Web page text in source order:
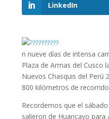
LinkedIn
n nueve días de intensa
Plaza de Armas del Cusco
Nuevos Chasquis del Perú
800 kilómetros de
Recordemos que el
salieron de Huancayo